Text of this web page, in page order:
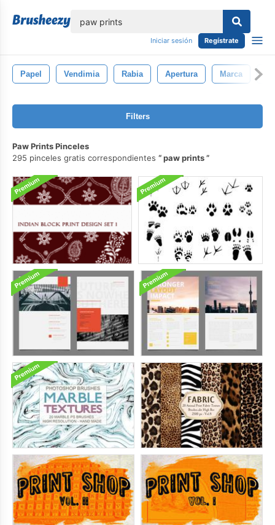
Iniciar sesión Regístrate
Papel Vendimia Rabia Apertura Marca
Filters
Paw Prints Pinceles
295 pinceles gratis correspondientes
paw prints